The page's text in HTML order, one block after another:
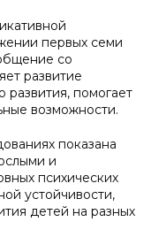
первых семи
со
развитие
помогает
возможности.
показана
и
психических
устойчивости,
детей на разных